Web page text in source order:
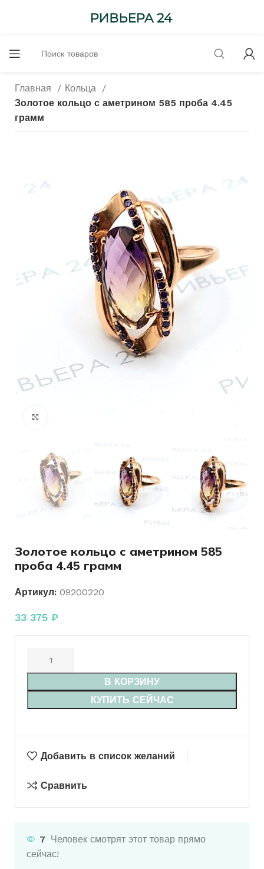
Главная
Кольца
Золотое кольцо с аметрином 585 проба 4.45
грамм
Золотое кольцо с аметрином 585
проба 4.45 грамм
Артикул: 09200220
33 375 ₽
В КОРЗИНУ
КУПИТЬ СЕЙЧАС
Добавить в список желаний
Сравнить
7 Человек смотрят этот товар прямо
сейчас!